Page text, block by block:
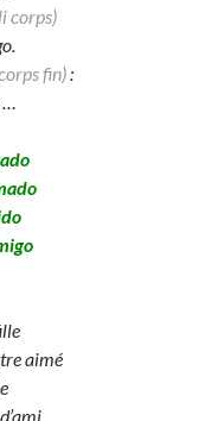
corps)
fin):
aimé